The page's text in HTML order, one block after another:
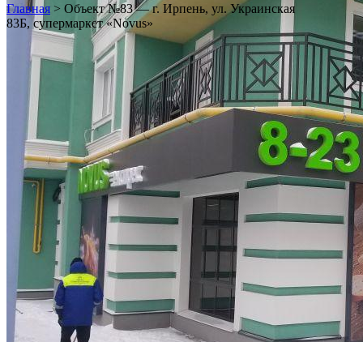
Главная > Объект №83 — г. Ирпень, ул. Украинская
83Б, супермаркет «Novus»